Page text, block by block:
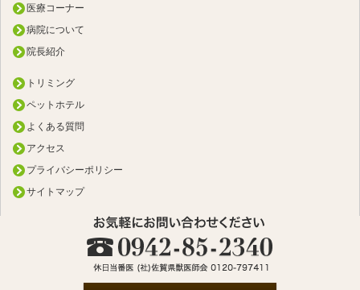
医療コーナー
病院について
院長紹介
トリミング
ペットホテル
よくある質問
アクセス
プライバシーポリシー
サイトマップ